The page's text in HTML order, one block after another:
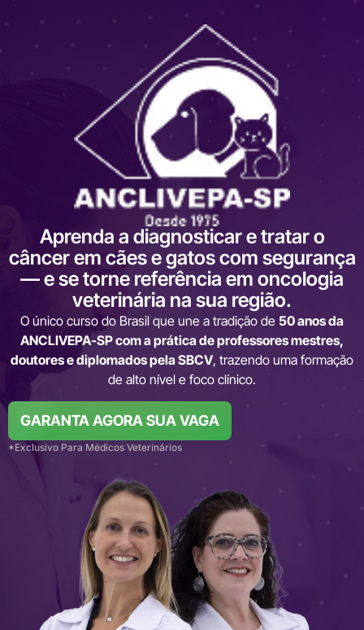
Aprenda a diagnosticar e tratar o
câncer em cães e gatos com segurança
— e se torne referência em oncologia
veterinária na sua região.
O único curso do Brasil que une a tradição de 50 anos da
ANCLIVEPA-SP com a prática de professores mestres,
doutores e diplomados pela SBCV, trazendo uma formação
de alto nível e foco clínico.
GARANTA AGORA SUA VAGA
*Exclusivo Para Médicos Veterinários